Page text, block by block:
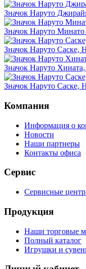
Значок Наруто
Значок Наруто
Значок Наруто Саске,
Значок Наруто
Значок Наруто Саске,
Компания
Информация о
Новости
Наши партнеры
Контакты офиса
Сервис
Сервисные
Продукция
Наши торговые
Полный каталог
Игрушки и